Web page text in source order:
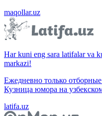
maqollar.uz
Har kuni eng sara latifalar va
markazi!
Ежедневно только
Кузница юмора на
latifa.uz